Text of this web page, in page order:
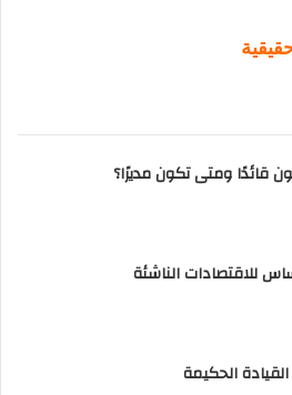
قائدًا ومتى تكون مديرًا؟
للاقتصادات الناشئة
الحكيمة